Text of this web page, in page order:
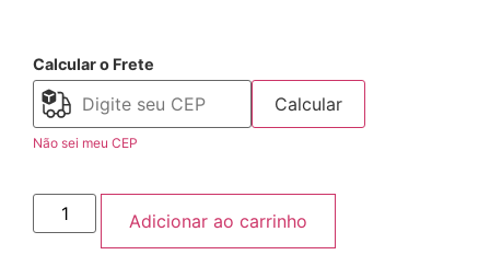
Calcular o Frete
Calcular
Não sei meu CEP
Adicionar ao carrinho